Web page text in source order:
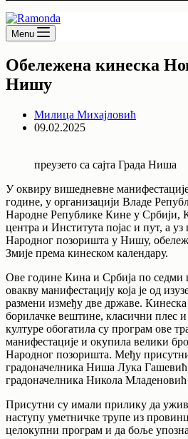
Menu
Обележена кинеска
Нишу
Милица Михајловић
09.02.2025
преузето са сајта Града Ниша
У оквиру вишедневне
године, у организацији Владе
Народне Републике Кине у Србији,
центра и Института појас и пут, а
Народног позоришта у Нишу,
Змије према кинеском календару.
Ове године Кина и Србија по седми
овакву манифестацију која је од
размени између две државе.
борилачке вештине, класични плес и
културе обогатила су програм ове
манифестације и окупила велики
Народног позоришта. Међу
градоначелника Ниша Лука
градоначелника Никола
Присутни су имали прилику да
наступу уметничке трупе из
целокупни програм и да боље